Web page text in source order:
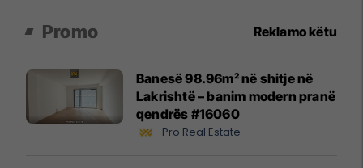
Promo Reklamo këtu
Banesë 98.96m² në shitje në
Lakrishtë – banim modern pranë
qendrës #16060
Pro Real Estate